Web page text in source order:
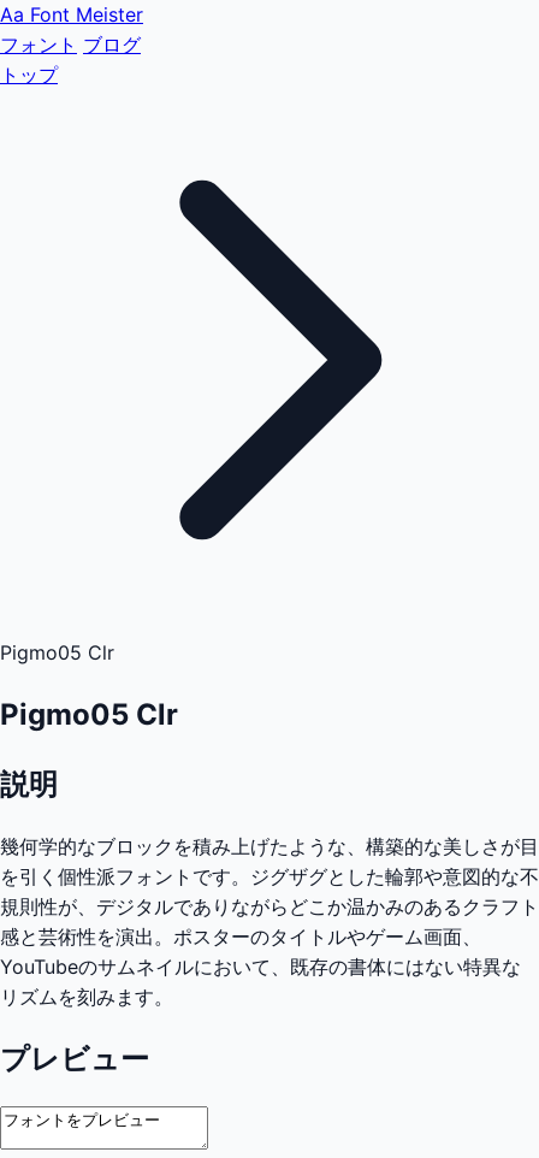
Aa Font Meister
フォント ブログ
トップ
Pigmo05 Clr
Pigmo05 Clr
説明
幾何学的なブロックを積み上げたような、構築的な美しさが目
を引く個性派フォントです。ジグザグとした輪郭や意図的な不
規則性が、デジタルでありながらどこか温かみのあるクラフト
感と芸術性を演出。ポスターのタイトルやゲーム画面、
YouTubeのサムネイルにおいて、既存の書体にはない特異な
リズムを刻みます。
プレビュー